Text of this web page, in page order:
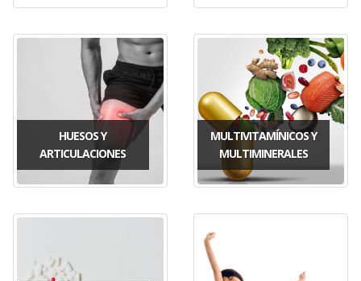
HUESOS Y
ARTICULACIONES
MULTIVITAMÍNICOS Y
MULTIMINERALES